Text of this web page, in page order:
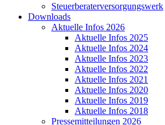
Steuerberaterversorgungswerk
Downloads
Aktuelle Infos 2026
Aktuelle Infos 2025
Aktuelle Infos 2024
Aktuelle Infos 2023
Aktuelle Infos 2022
Aktuelle Infos 2021
Aktuelle Infos 2020
Aktuelle Infos 2019
Aktuelle Infos 2018
Pressemitteilungen 2026